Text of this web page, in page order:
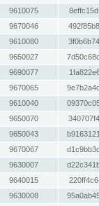
9610075
9670046
9610080
9650027
9690077
9670065
9610040
9650070
9650043
9670067
9630007
9640015
9630008